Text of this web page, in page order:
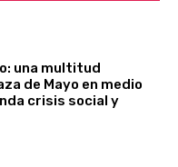
una multitud
de Mayo en medio
crisis social y